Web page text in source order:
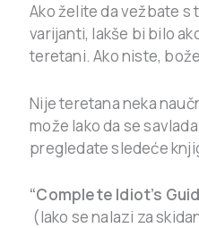
Ako želite da vežbate s
varijanti, lakše bi bilo
teretani. Ako niste,
Nije teretana neka
može lako da se
pregledate sledeće
“Complete Idiot’s
(lako se nalazi za